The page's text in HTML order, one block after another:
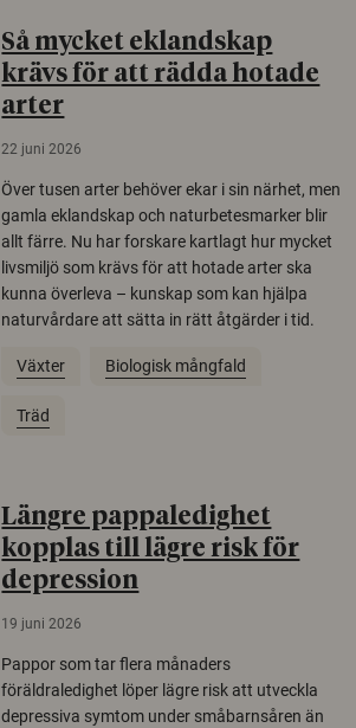
Så mycket eklandskap
krävs för att rädda hotade
arter
22 juni 2026
Över tusen arter behöver ekar i sin närhet, men
gamla eklandskap och naturbetesmarker blir
allt färre. Nu har forskare kartlagt hur mycket
livsmiljö som krävs för att hotade arter ska
kunna överleva – kunskap som kan hjälpa
naturvårdare att sätta in rätt åtgärder i tid.
Växter Biologisk mångfald
Träd
Längre pappaledighet
kopplas till lägre risk för
depression
19 juni 2026
Pappor som tar flera månaders
föräldraledighet löper lägre risk att utveckla
depressiva symtom under småbarnsåren än